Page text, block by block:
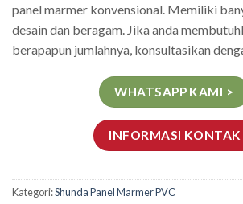
panel marmer konvensional. Memiliki
desain dan beragam. Jika anda
berapapun jumlahnya, konsultasikan
WHATSAPP KAMI >
INFORMASI KONTAK
Kategori:Shunda Panel Marmer PVC